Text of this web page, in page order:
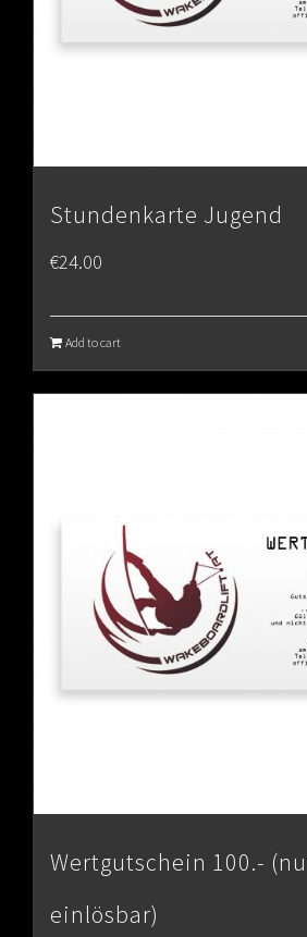
Stundenkarte Jugend
€24.00
Add to cart
Wertgutschein 100.-
einlösbar)